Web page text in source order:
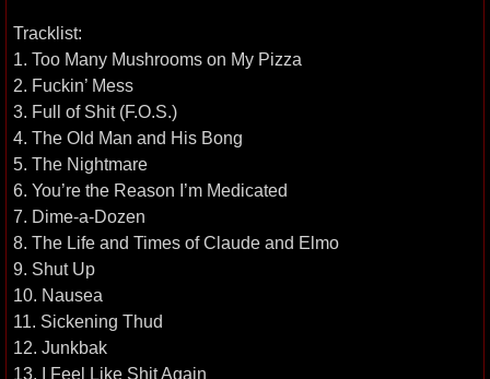
Tracklist:
1. Too Many Mushrooms on My Pizza
2. Fuckin’ Mess
3. Full of Shit (F.O.S.)
4. The Old Man and His Bong
5. The Nightmare
6. You’re the Reason I’m Medicated
7. Dime-a-Dozen
8. The Life and Times of Claude and Elmo
9. Shut Up
10. Nausea
11. Sickening Thud
12. Junkbak
13. I Feel Like Shit Again